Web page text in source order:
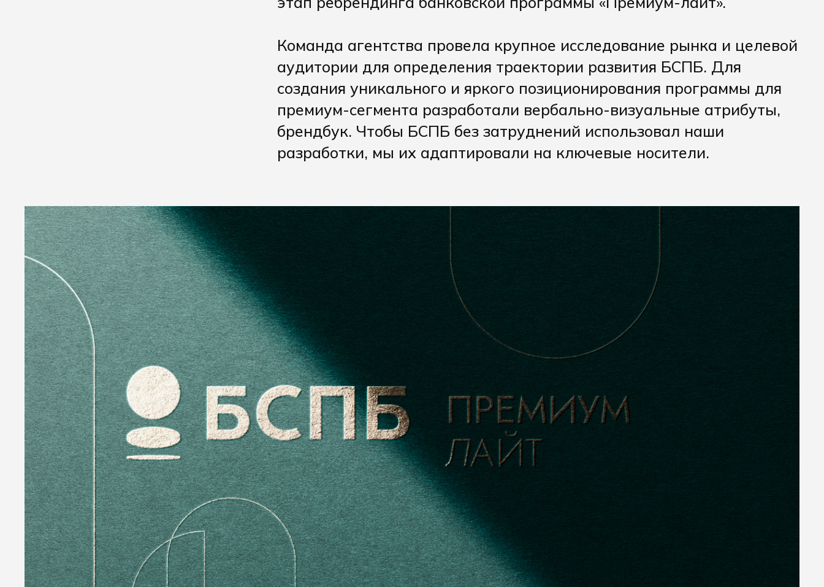
Команда агентства провела крупное исследование рынка и целевой
аудитории для определения траектории развития БСПБ. Для
создания уникального и яркого позиционирования программы для
премиум-сегмента разработали вербально-визуальные атрибуты,
брендбук. Чтобы БСПБ без затруднений использовал наши
разработки, мы их адаптировали на ключевые носители.